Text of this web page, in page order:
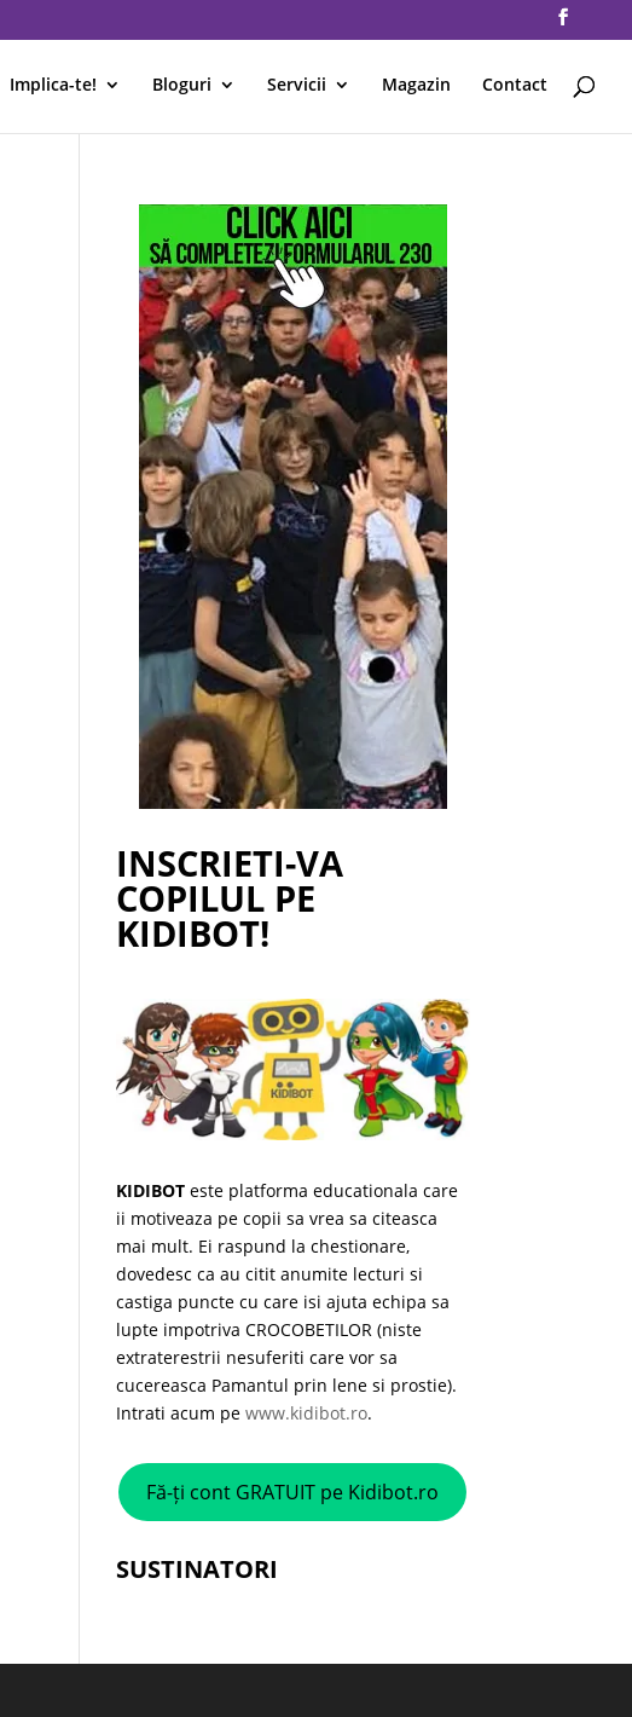
Implica-te! Bloguri Servicii Magazin Contact
INSCRIETI-VA
COPILUL PE
KIDIBOT!
KIDIBOT este platforma educationala care
ii motiveaza pe copii sa vrea sa citeasca
mai mult. Ei raspund la chestionare,
dovedesc ca au citit anumite lecturi si
castiga puncte cu care isi ajuta echipa sa
lupte impotriva CROCOBETILOR (niste
extraterestrii nesuferiti care vor sa
cucereasca Pamantul prin lene si prostie).
Intrati acum pewww.kidibot.ro.
Fă-ți cont GRATUIT pe Kidibot.ro
SUSTINATORI